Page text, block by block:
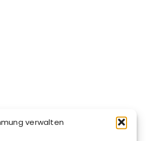
verwalten